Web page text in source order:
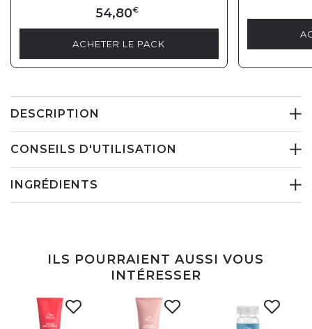
54,80€
ACHETER LE PACK
DESCRIPTION
CONSEILS D'UTILISATION
INGRÉDIENTS
ILS POURRAIENT AUSSI VOUS
INTÉRESSER